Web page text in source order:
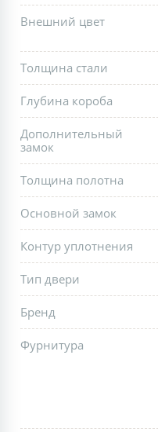
Внешний цвет
Толщина стали
Глубина короба
Дополнительный
замок
Толщина полотна
Основной замок
Контур уплотнения
Тип двери
Бренд
Фурнитура